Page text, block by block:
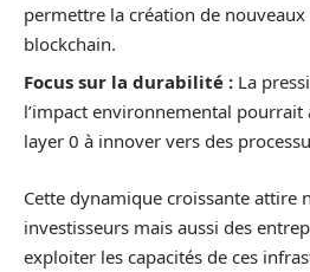
permettre la création de
blockchain.
Focus sur la durabilité : La
l’impact environnemental
layer 0 à innover vers des
Cette dynamique croissante attire
investisseurs mais aussi des
exploiter les capacités de ces